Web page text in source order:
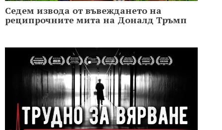
Седем извода от въвеждането на
реципрочните мита на Доналд Тръмп